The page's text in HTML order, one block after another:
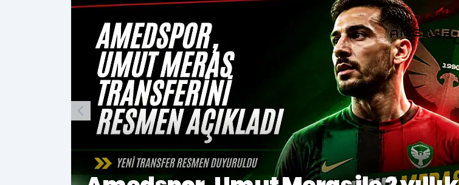
Amedspor
yönetiminde dikkat
çeken isim:
Kazakistanlı
bankacı Narin